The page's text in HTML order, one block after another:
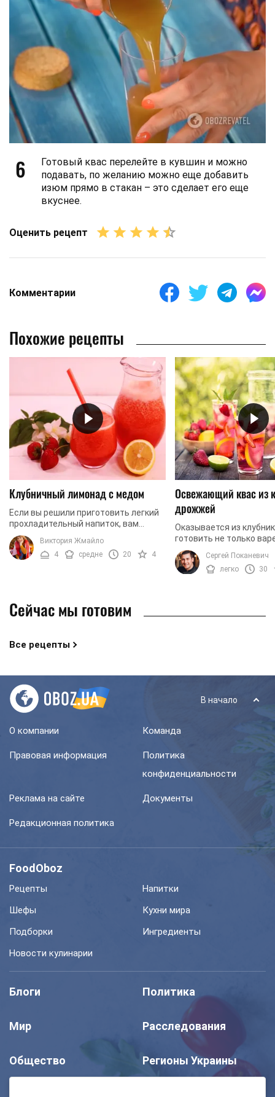
6
Готовый квас перелейте в кувшин и можно
подавать, по желанию можно еще добавить
изюм прямо в стакан – это сделает его еще
вкуснее.
Оценить рецепт
Комментарии
Похожие рецепты
Клубничный лимонад с медом
Если вы решили приготовить легкий
прохладительный напиток, вам
обязательно стоит обратить
внимание на этот рецепт. Мы
предлагаем вам приготовить ...
Виктория Жмайло
4
средне 20 4
Освежающий квас из
дрожжей
Оказывается из
готовить не только
торты, чизкейки и
десерты, но и
квас. Он идеально ...
Сергей Поканевич
легко
30
Сейчас мы готовим
Все рецепты
В начало
О компании Команда
Правовая информация
Политика
конфиденциальности
Реклама на сайте Документы
Редакционная политика
FoodOboz
Рецепты
Напитки
Шефы
Кухни мира
Подборки
Ингредиенты
Новости кулинарии
Блоги Политика
Мир Расследования
Общество Регионы Украины